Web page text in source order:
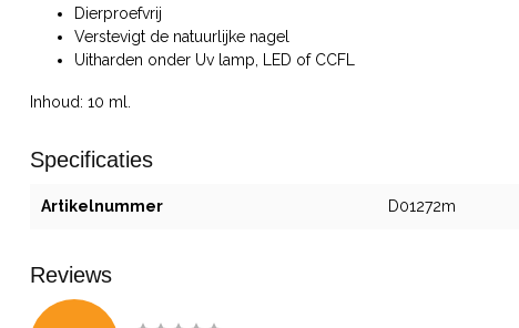
Dierproefvrij
Verstevigt de natuurlijke nagel
Uitharden onder Uv lamp, LED of CCFL
Inhoud: 10 ml.
Specificaties
Artikelnummer D01272m
Reviews